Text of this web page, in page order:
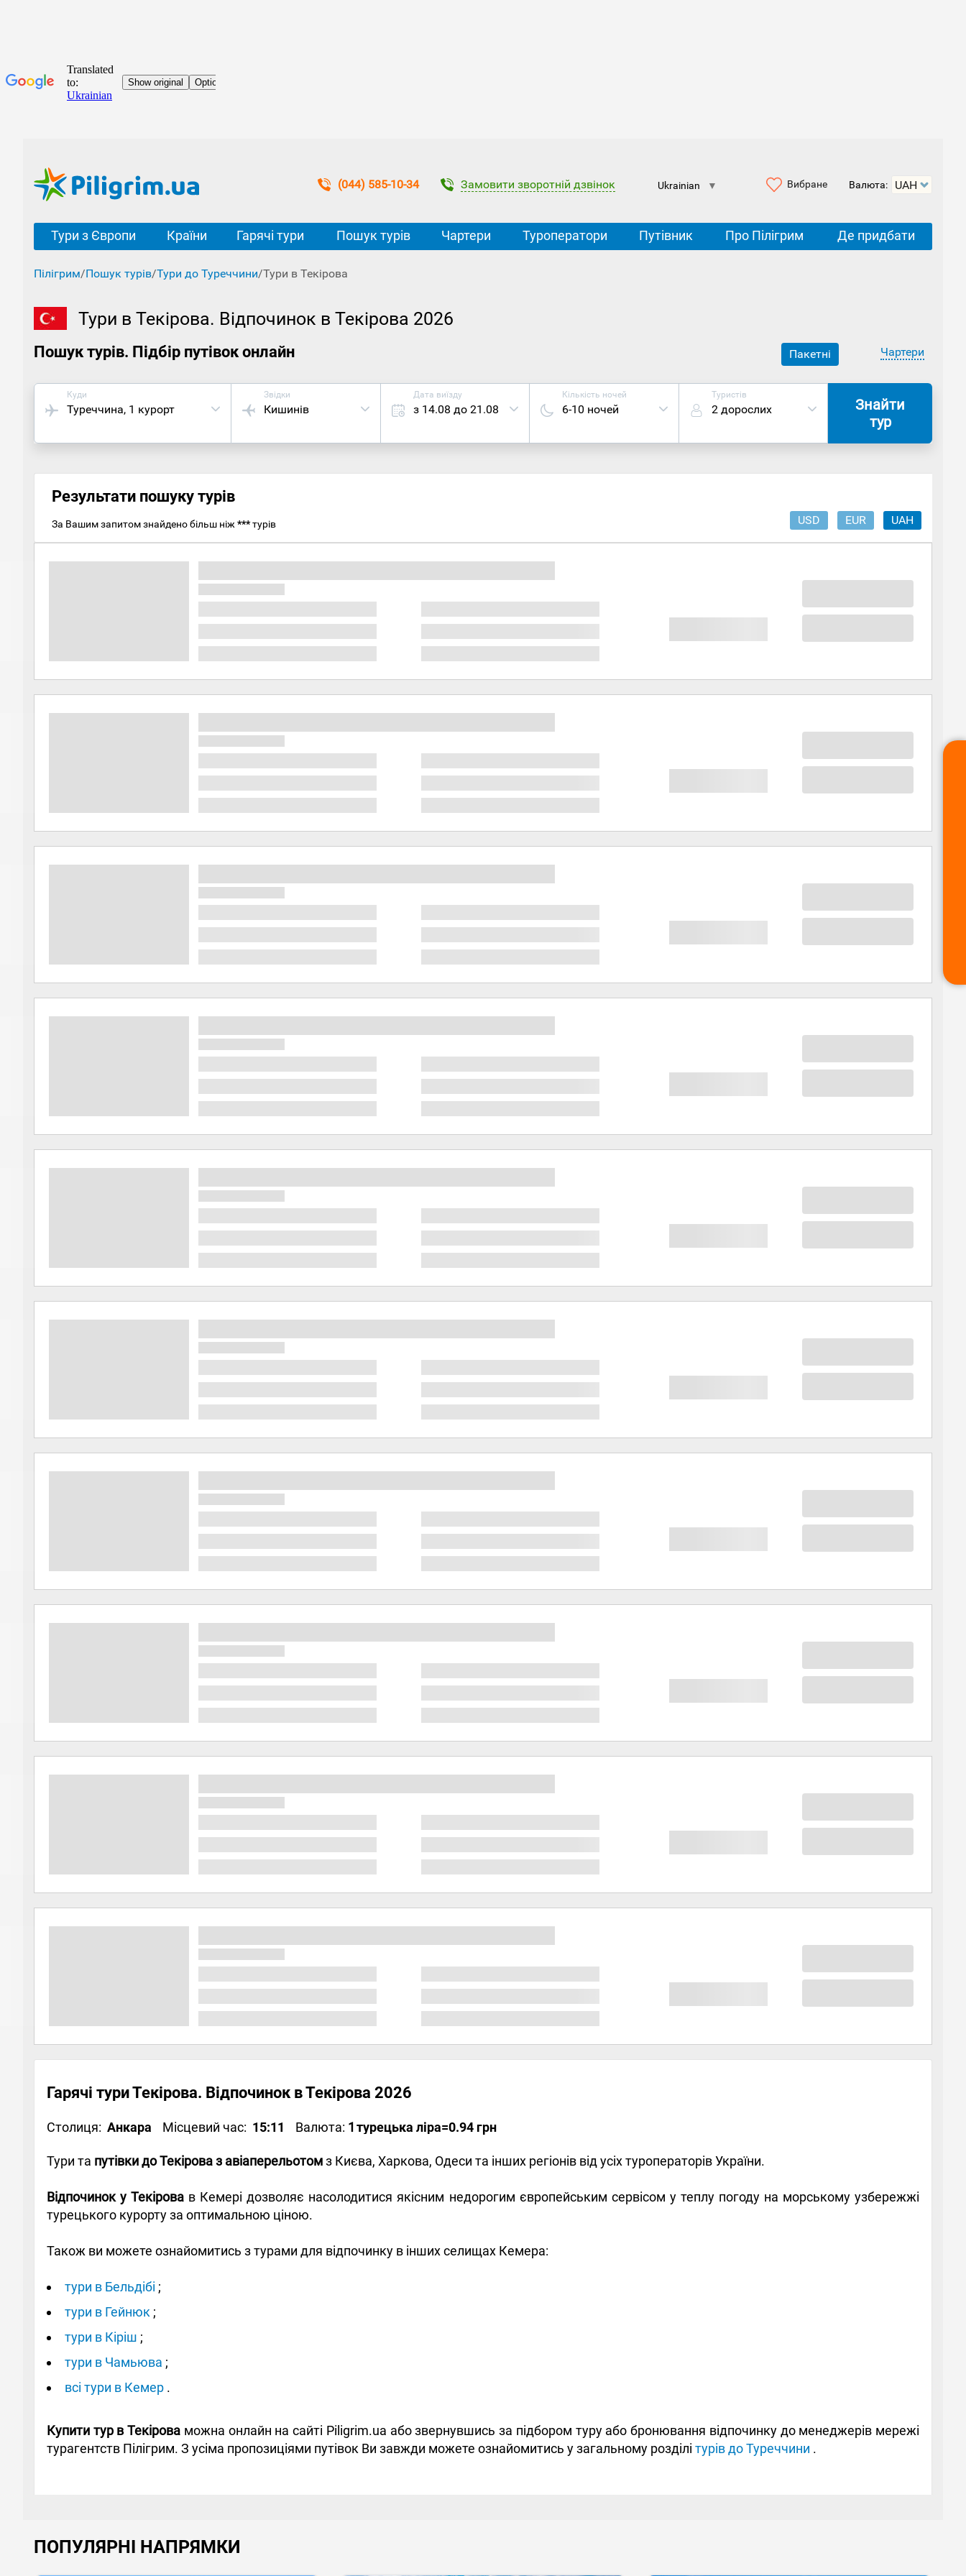
(044) 585-10-34 Замовити зворотній дзвінок Ukrainian ▼ Вибране Валюта:
Тури з Європи Країни Гарячі тури Пошук турів Чартери Туроператори Путівник Про Пілігрим Де придбати
Пілігрим/Пошук турів/Тури до Туреччини/Тури в Текірова
Тури в Текірова. Відпочинок в Текірова 2026
Пошук турів. Підбір путівок онлайн Пакетні Чартери
Куди
Туреччина, 1 курорт
Звідки
Кишинів
Дата виїзду
з 14.08 до 21.08
Кількість ночей
6-10 ночей
Туристів
2 дорослих
Знайти
тур
Результати пошуку турів
USD EUR UAH
За Вашим запитом знайдено більш ніж ***турів
Гарячі тури Текірова. Відпочинок в Текірова 2026
Столиця: Анкара Місцевий час: 15:11 Валюта: 1турецька ліра=0.94 грн
Тури та путівки до Текірова з авіаперельотомз Києва, Харкова, Одеси та інших регіонів від усіх туроператорів України.
Відпочинок у Текірова в Кемері дозволяє насолодитися якісним недорогим європейським сервісом у теплу погоду на морському узбережжі
турецького курорту за оптимальною ціною.
Також ви можете ознайомитись з турами для відпочинку в інших селищах Кемера:
тури в Бельдібі ;
тури в Гейнюк ;
тури в Кіріш ;
тури в Чамьюва ;
всі тури в Кемер .
Купити тур в Текірова можна онлайн на сайті Piligrim.ua або звернувшись за підбором туру або бронювання відпочинку до менеджерів мережі
турагентств Пілігрим. З усіма пропозиціями путівок Ви завжди можете ознайомитись у загальному розділі турів до Туреччини .
ПОПУЛЯРНІ НАПРЯМКИ